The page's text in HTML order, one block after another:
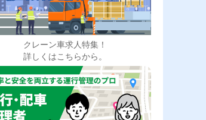
クレーン車求人特集！
詳しくはこちらから。